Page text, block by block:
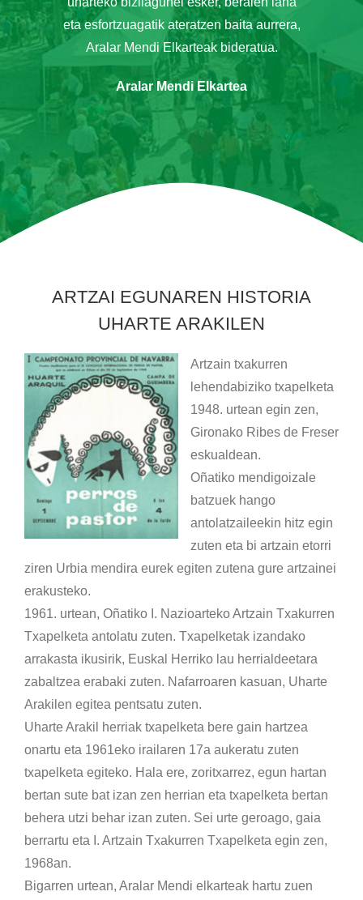
eta esfortzuagatik ateratzen baita aurrera,
Aralar Mendi Elkarteak bideratua.
Aralar Mendi Elkartea
ARTZAI EGUNAREN HISTORIA
UHARTE ARAKILEN
Artzain txakurren
lehendabiziko txapelketa
1948. urtean egin zen,
Gironako Ribes de Freser
eskualdean.
Oñatiko mendigoizale
batzuek hango
antolatzaileekin hitz egin
zuten eta bi artzain etorri
ziren Urbia mendira eurek egiten zutena gure artzainei
erakusteko.
1961. urtean, Oñatiko I. Nazioarteko Artzain Txakurren
Txapelketa antolatu zuten. Txapelketak izandako
arrakasta ikusirik, Euskal Herriko lau herrialdeetara
zabaltzea erabaki zuten. Nafarroaren kasuan, Uharte
Arakilen egitea pentsatu zuten.
Uharte Arakil herriak txapelketa bere gain hartzea
onartu eta 1961eko irailaren 17a aukeratu zuten
txapelketa egiteko. Hala ere, zoritxarrez, egun hartan
bertan sute bat izan zen herrian eta txapelketa bertan
behera utzi behar izan zuten. Sei urte geroago, gaia
berrartu eta I. Artzain Txakurren Txapelketa egin zen,
1968an.
Bigarren urtean, Aralar Mendi elkarteak hartu zuen